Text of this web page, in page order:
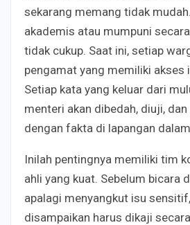
sekarang memang tidak
akademis atau mumpuni
tidak cukup. Saat ini, setiap
pengamat yang memiliki akses
Setiap kata yang keluar dari
menteri akan dibedah, diuji,
dengan fakta di lapangan
Inilah pentingnya memiliki tim
ahli yang kuat. Sebelum bicara
apalagi menyangkut isu
disampaikan harus dikaji